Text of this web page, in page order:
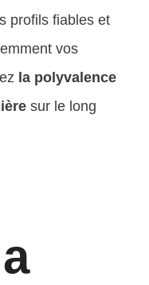
profils fiables et
vos
la polyvalence
sur le long